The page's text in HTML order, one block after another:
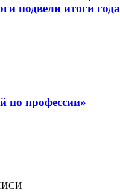
подвели итоги года
по профессии»